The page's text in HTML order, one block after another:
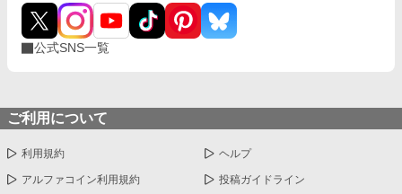
公式SNS一覧
ご利用について
利用規約 ヘルプ
アルファコイン利用規約 投稿ガイドライン